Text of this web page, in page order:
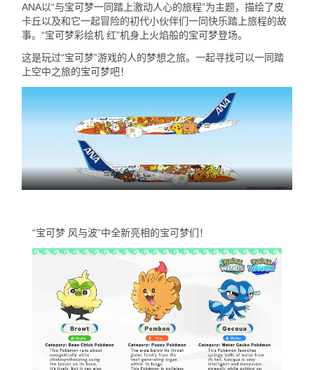
ANA以“与宝可梦一同踏上激动人心的旅程”为主题，描绘了皮
卡丘以及和它一起冒险的初代小伙伴们一同快乐踏上旅程的故
事。“宝可梦彩绘机 红”机身上火焰般的宝可梦登场。
这是玩过“宝可梦”游戏的人的梦想之旅。一起寻找可以一同踏
上空中之旅的宝可梦吧！
“宝可梦 风与波”中全新亮相的宝可梦们！